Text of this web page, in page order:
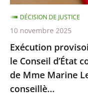
confirme
la
démission
d’office
de
Mme
Marine
Exécution
le Conseil d’État
de Mme Marine
conseillè...
DÉCISION DE JUSTICE
10 novembre 2025